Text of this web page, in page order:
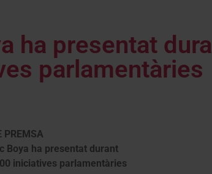
ha presentat
parlamentàries
PREMSA
Boya ha presentat durant
iniciatives parlamentàries